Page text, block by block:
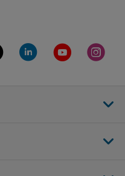
page Facebook de Allianz
sur la page Twitter de
Aller sur la page
Aller sur la
Aller